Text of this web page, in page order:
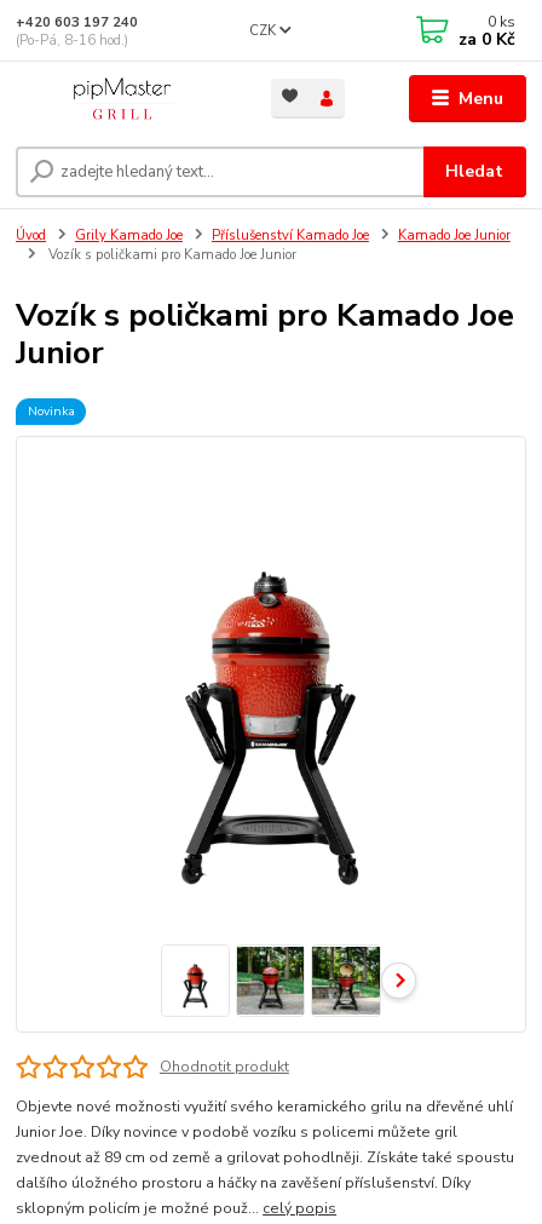
Menu
CZK
Hledat
+420 603 197 240
(Po-Pá, 8-16 hod.)
0 ks
za 0 Kč
Úvod Grily Kamado Joe Příslušenství Kamado Joe
Kamado Joe Junior
Vozík s poličkami pro Kamado Joe Junior
Vozík s poličkami pro Kamado Joe
Junior
Novinka
Ohodnotit produkt
Objevte nové možnosti využití svého keramického grilu na dřevěné uhlí
Junior Joe. Díky novince v podobě vozíku s policemi můžete gril
zvednout až 89 cm od země a grilovat pohodlněji. Získáte také spoustu
dalšího úložného prostoru a háčky na zavěšení příslušenství. Díky
sklopným policím je možné použ... celý popis